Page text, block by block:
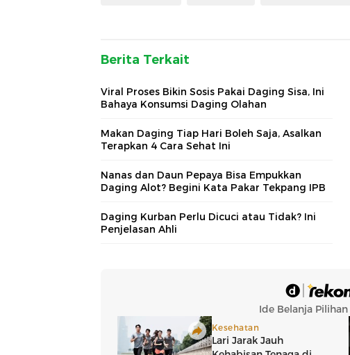
Berita Terkait
Viral Proses Bikin Sosis Pakai Daging Sisa, Ini
Bahaya Konsumsi Daging Olahan
Makan Daging Tiap Hari Boleh Saja, Asalkan
Terapkan 4 Cara Sehat Ini
Nanas dan Daun Pepaya Bisa Empukkan
Daging Alot? Begini Kata Pakar Tekpang IPB
Daging Kurban Perlu Dicuci atau Tidak? Ini
Penjelasan Ahli